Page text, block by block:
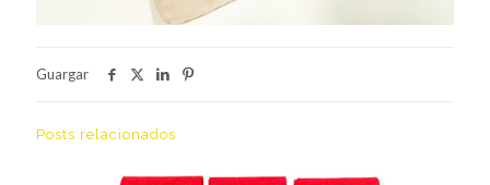
Guargar
Posts relacionados